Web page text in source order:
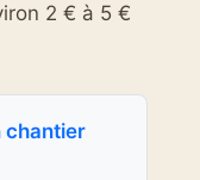
2 € à 5 €
chantier